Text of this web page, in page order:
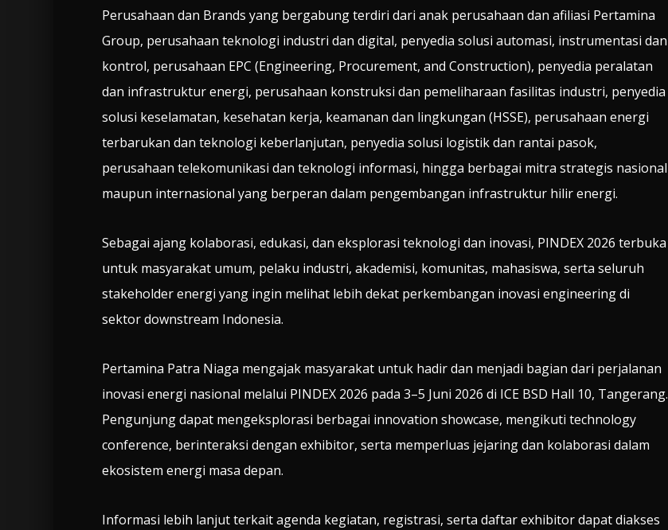
Perusahaan dan Brands yang bergabung terdiri dari anak perusahaan dan afiliasi Pertamina
Group, perusahaan teknologi industri dan digital, penyedia solusi automasi, instrumentasi dan
kontrol, perusahaan EPC (Engineering, Procurement, and Construction), penyedia peralatan
dan infrastruktur energi, perusahaan konstruksi dan pemeliharaan fasilitas industri, penyedia
solusi keselamatan, kesehatan kerja, keamanan dan lingkungan (HSSE), perusahaan energi
terbarukan dan teknologi keberlanjutan, penyedia solusi logistik dan rantai pasok,
perusahaan telekomunikasi dan teknologi informasi, hingga berbagai mitra strategis nasional
maupun internasional yang berperan dalam pengembangan infrastruktur hilir energi.
Sebagai ajang kolaborasi, edukasi, dan eksplorasi teknologi dan inovasi, PINDEX 2026 terbuka
untuk masyarakat umum, pelaku industri, akademisi, komunitas, mahasiswa, serta seluruh
stakeholder energi yang ingin melihat lebih dekat perkembangan inovasi engineering di
sektor downstream Indonesia.
Pertamina Patra Niaga mengajak masyarakat untuk hadir dan menjadi bagian dari perjalanan
inovasi energi nasional melalui PINDEX 2026 pada 3–5 Juni 2026 di ICE BSD Hall 10, Tangerang.
Pengunjung dapat mengeksplorasi berbagai innovation showcase, mengikuti technology
conference, berinteraksi dengan exhibitor, serta memperluas jejaring dan kolaborasi dalam
ekosistem energi masa depan.
Informasi lebih lanjut terkait agenda kegiatan, registrasi, serta daftar exhibitor dapat diakses